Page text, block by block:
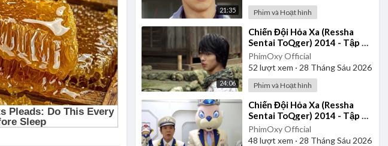
21:35 Phim và Hoạt hình
24:06
⁣Chiến Đội Hỏa Xa (Ressha
Sentai ToQger) 2014 - Tập 23
| Thuyết Minh
PhimOxy Official
52 lượt xem · 28 Tháng Sáu 2026
Phim và Hoạt hình
⁣Chiến Đội Hỏa Xa (Ressha
Sentai ToQger) 2014 - Tập 35
| Thuyết Minh
PhimOxy Official
48 lượt xem · 28 Tháng Sáu 2026